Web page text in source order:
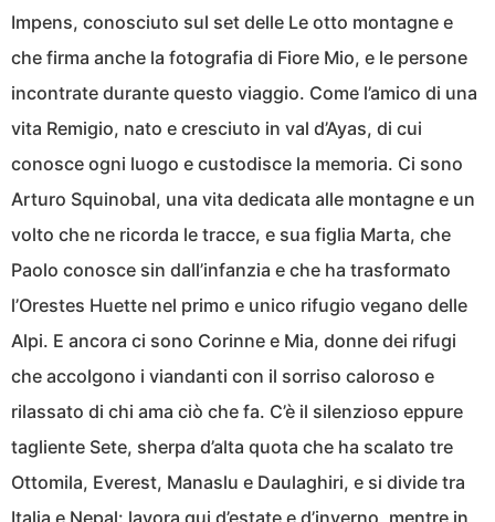
Impens, conosciuto sul set delle Le otto montagne e
che firma anche la fotografia di Fiore Mio, e le persone
incontrate durante questo viaggio. Come l’amico di una
vita Remigio, nato e cresciuto in val d’Ayas, di cui
conosce ogni luogo e custodisce la memoria. Ci sono
Arturo Squinobal, una vita dedicata alle montagne e un
volto che ne ricorda le tracce, e sua figlia Marta, che
Paolo conosce sin dall’infanzia e che ha trasformato
l’Orestes Huette nel primo e unico rifugio vegano delle
Alpi. E ancora ci sono Corinne e Mia, donne dei rifugi
che accolgono i viandanti con il sorriso caloroso e
rilassato di chi ama ciò che fa. C’è il silenzioso eppure
tagliente Sete, sherpa d’alta quota che ha scalato tre
Ottomila, Everest, Manaslu e Daulaghiri, e si divide tra